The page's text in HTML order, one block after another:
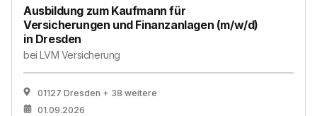
Ausbildung zum Kaufmann für
Versicherungen und Finanzanlagen (m/w/d)
in Dresden
beiLVM Versicherung
01127 Dresden + 38 weitere
01.09.2026